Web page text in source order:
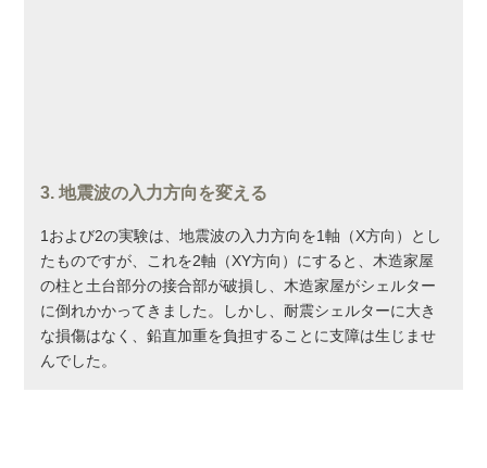
3. 地震波の入力方向を変える
1および2の実験は、地震波の入力方向を1軸（X方向）とし
たものですが、これを2軸（XY方向）にすると、木造家屋
の柱と土台部分の接合部が破損し、木造家屋がシェルター
に倒れかかってきました。しかし、耐震シェルターに大き
な損傷はなく、鉛直加重を負担することに支障は生じませ
んでした。